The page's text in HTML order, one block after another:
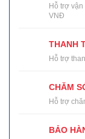
Hỗ trợ
VNĐ
THANH
Hỗ trợ
CHĂM
Hỗ trợ
BẢO